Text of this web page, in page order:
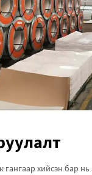
гангаар хийсэн бар